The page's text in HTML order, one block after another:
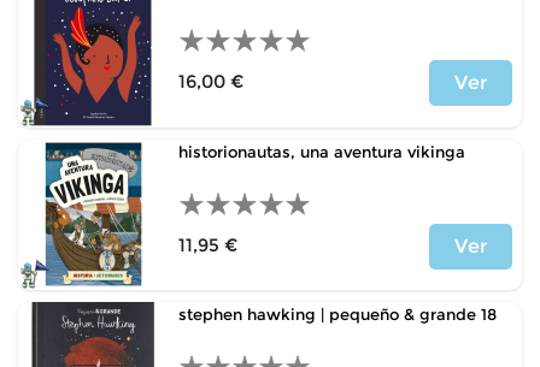
16,00 €
Ver
historionautas, una aventura vikinga
11,95 €
Ver
stephen hawking | pequeño & grande 18